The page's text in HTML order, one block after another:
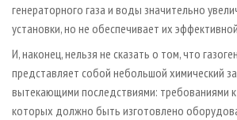
генераторного газа и воды значительно
установки, но не обеспечивает их
И, наконец, нельзя не сказать о том, что
представляет собой небольшой химический
вытекающими последствиями: требованиями к
которых должно быть изготовлено